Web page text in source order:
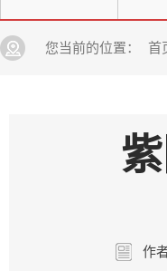
您当前的位置： 首
作